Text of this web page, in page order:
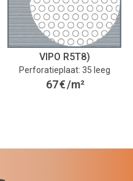
VIPO R5T8)
Perforatieplaat: 35 leeg
67€/m²